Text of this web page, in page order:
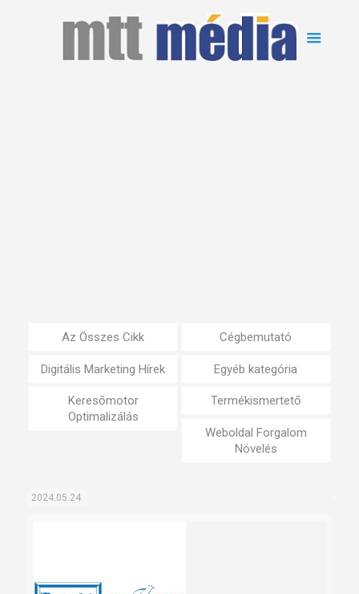
Az Összes Cikk Cégbemutató
Digitális Marketing Hírek Egyéb kategória
Keresőmotor
Optimalizálás
Termékismertető
Weboldal Forgalom
Növelés
2024.05.24.